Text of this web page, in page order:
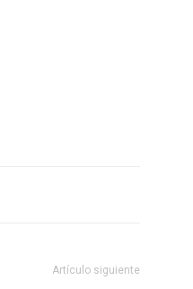
Artículo siguiente